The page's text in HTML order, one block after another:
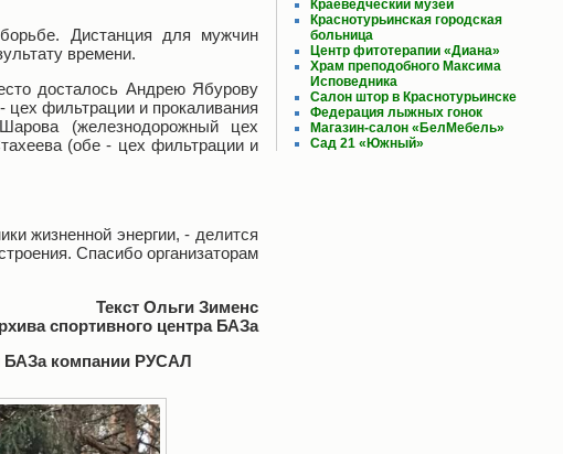
Дистанция для мужчин
времени.
досталось Андрею Ябурову
фильтрации и прокаливания
(железнодорожный цех
(обе - цех фильтрации и
жизненной энергии, - делится
Спасибо организаторам
Текст Ольги Зименс
спортивного центра БАЗа
БАЗа компании РУСАЛ
Краеведческий музей
Краснотурьинская городская
больница
Центр фитотерапии «Диана»
Храм преподобного Максима
Исповедника
Салон штор в Краснотурьинске
Федерация лыжных гонок
Магазин-салон «БелМебель»
Сад 21 «Южный»